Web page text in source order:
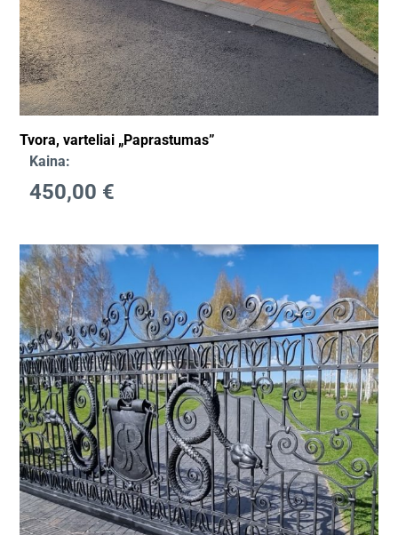
Tvora, varteliai „Paprastumas”
Kaina:
450,00 €